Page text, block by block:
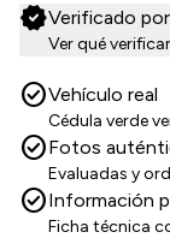
verifiedVerificado
Ver qué
check_circleVehículo real
Cédula verde
check_circleFotos
Evaluadas y
check_circleInformación
Ficha técnica